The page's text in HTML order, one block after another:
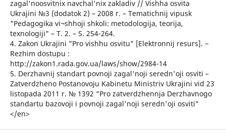
zagal'noosvitnix navchal'nix zakladiv // Vishha osvita
Ukrajini №3 (dodatok 2) – 2008 r. – Tematichnij vipusk
"Pedagogika vi¬shhoji shkoli: metodologija, teorija,
texnologiji" – T. 2. – S. 254-264.
4. Zakon Ukrajini "Pro vishhu osvitu" [Elektronnij resurs]. −
Rezhim dostupu :
http://zakon1.rada.gov.ua/laws/show/2984-14
5. Derzhavnij standart povnoji zagal'noji seredn'oji osviti –
Zatverdzheno Postanovoju Kabinetu Ministriv Ukrajini vid 23
listopada 2011 r. № 1392 “Pro zatverdzhennja Derzhavnogo
standartu bazovoji i povnoji zagal'noji seredn'oji osviti"
</en>